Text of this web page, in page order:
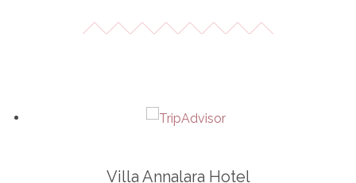
Villa Annalara Hotel